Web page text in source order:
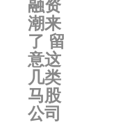
潮来
了 留
意这
几类
马股
公司